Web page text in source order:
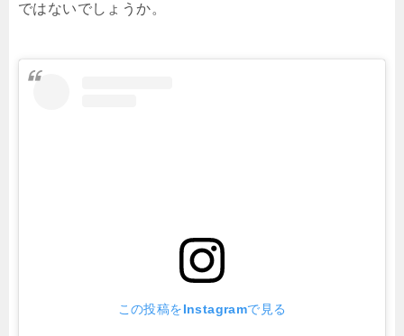
ではないでしょうか。
この投稿をInstagramで見る